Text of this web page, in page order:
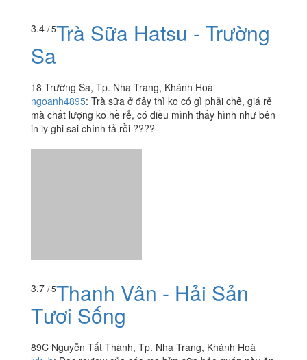
Thanh Vân - Hải Sản
Tươi Sống
89C Nguyễn Tất Thành, Tp. Nha Trang, Khánh Hoà
lyk_b:Đọc review của các mẹ bỉm sữa bảo quán này ăn
Sushi Nami